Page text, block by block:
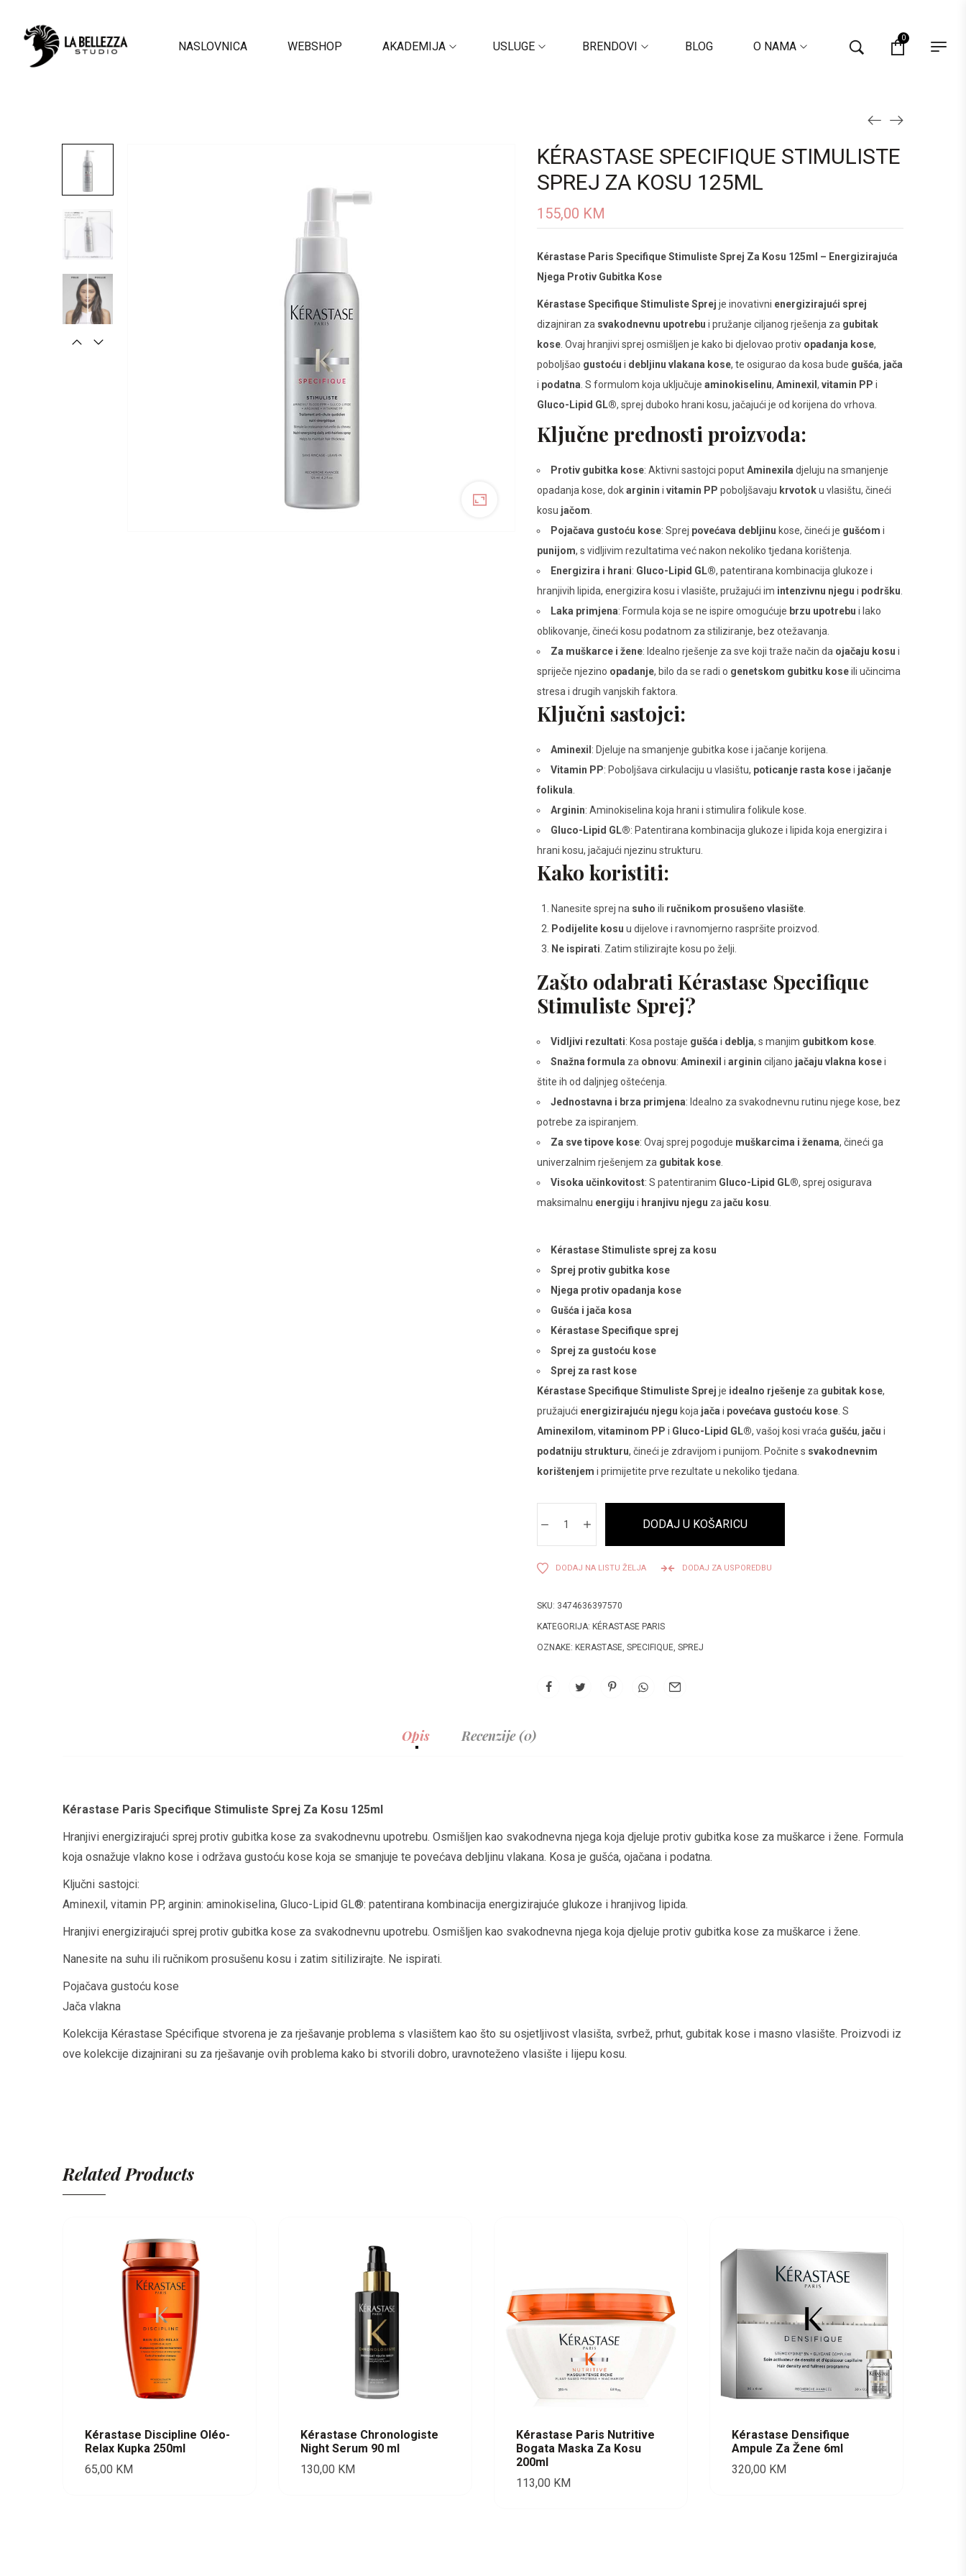
NASLOVNICA WEBSHOP AKADEMIJA USLUGE BRENDOVI BLOG O NAMA
0
KÉRASTASE SPECIFIQUE STIMULISTE
SPREJ ZA KOSU 125ML
155,00 KM
Kérastase Paris Specifique Stimuliste Sprej Za Kosu 125ml – Energizirajuća
Njega Protiv Gubitka Kose
Kérastase Specifique Stimuliste Sprej je inovativni energizirajući sprej
dizajniran za svakodnevnu upotrebu i pružanje ciljanog rješenja za gubitak
kose . Ovaj hranjivi sprej osmišljen je kako bi djelovao protiv opadanja kose,
poboljšao gustoću i debljinu vlakana kose, te osigurao da kosa bude gušća, jača
i podatna . S formulom koja uključuje aminokiselinu, Aminexil , vitamin PP i
Gluco-Lipid GL®, sprej duboko hrani kosu, jačajući je od korijena do vrhova.
Ključne prednosti proizvoda:
Protiv gubitka kose: Aktivni sastojci poputAminexila djeluju na smanjenje
opadanja kose, dokarginin i vitamin PP poboljšavaju krvotoku vlasištu, čineći
kosu jačom
Pojačava gustoću kose: Sprej povećava debljinu kose, čineći je gušćom i
punijom, s vidljivim rezultatima već nakon nekoliko tjedana korištenja.
Energizira i hrani: Gluco-Lipid GL®, patentirana kombinacija glukoze i
hranjivih lipida, energizira kosu i vlasište, pružajući im intenzivnu njegu i podršku
Laka primjena: Formula koja se ne ispire omogućuje brzu upotrebu i lako
oblikovanje, čineći kosu podatnom za stiliziranje, bez otežavanja.
Za muškarce i žene: Idealno rješenje za sve koji traže način da ojačaju kosu i
spriječe njezino opadanje, bilo da se radi o genetskom gubitku koseili učincima
stresa i drugih vanjskih faktora.
Ključni sastojci:
Aminexil : Djeluje na smanjenje gubitka kose i jačanje korijena.
Vitamin PP: Poboljšava cirkulaciju u vlasištu, poticanje rasta kosei jačanje
folikula
Arginin: Aminokiselina koja hrani i stimulira folikule kose.
Gluco-Lipid GL®: Patentirana kombinacija glukoze i lipida koja energizira i
hrani kosu, jačajući njezinu strukturu.
Kako koristiti:
Nanesite sprej na suho ili ručnikom prosušeno vlasište
Podijelite kosu u dijelove i ravnomjerno raspršite proizvod.
Ne ispirati . Zatim stilizirajte kosu po želji.
Zašto odabrati Kérastase Specifique
Stimuliste Sprej?
Vidljivi rezultati: Kosa postaje gušća i deblja, s manjim gubitkom kose
Snažna formula za obnovu: Aminexil i arginin ciljano jačaju vlakna kosei
štite ih od daljnjeg oštećenja.
Jednostavna i brza primjena: Idealno za svakodnevnu rutinu njege kose, bez
potrebe za ispiranjem.
Za sve tipove kose: Ovaj sprej pogoduje muškarcima i ženama, čineći ga
univerzalnim rješenjem za gubitak kose
Visoka učinkovitost: S patentiranim Gluco-Lipid GL®, sprej osigurava
maksimalnu energiju i hranjivu njegu za jaču kosu
Kérastase Stimuliste sprej za kosu
Sprej protiv gubitka kose
Njega protiv opadanja kose
Gušća i jača kosa
Kérastase Specifique sprej
Sprej za gustoću kose
Sprej za rast kose
Kérastase Specifique Stimuliste Sprej je idealno rješenje za gubitak kose,
pružajući energizirajuću njegu koja jača i povećava gustoću kose . S
Aminexilom, vitaminom PP i Gluco-Lipid GL®, vašoj kosi vraća gušću, jaču i
podatniju strukturu, čineći je zdravijom i punijom. Počnite s svakodnevnim
korištenjem i primijetite prve rezultate u nekoliko tjedana.
DODAJ U KOŠARICU
DODAJ NA LISTU ŽELJA DODAJ ZA USPOREDBU
SKU: 3474636397570
KATEGORIJA: KÉRASTASE PARIS
OZNAKE: KERASTASE, SPECIFIQUE, SPREJ
Opis Recenzije (0)
Kérastase Paris Specifique Stimuliste Sprej Za Kosu 125ml
Hranjivi energizirajući sprej protiv gubitka kose za svakodnevnu upotrebu. Osmišljen kao svakodnevna njega koja djeluje protiv gubitka kose za muškarce i žene. Formula
koja osnažuje vlakno kose i održava gustoću kose koja se smanjuje te povećava debljinu vlakana. Kosa je gušća, ojačana i podatna.
Ključni sastojci:
Aminexil, vitamin PP, arginin: aminokiselina, Gluco-Lipid GL®: patentirana kombinacija energizirajuće glukoze i hranjivog lipida.
Hranjivi energizirajući sprej protiv gubitka kose za svakodnevnu upotrebu. Osmišljen kao svakodnevna njega koja djeluje protiv gubitka kose za muškarce i žene.
Nanesite na suhu ili ručnikom prosušenu kosu i zatim sitilizirajte. Ne ispirati.
Pojačava gustoću kose
Jača vlakna
Kolekcija Kérastase Spécifique stvorena je za rješavanje problema s vlasištem kao što su osjetljivost vlasišta, svrbež, prhut, gubitak kose i masno vlasište. Proizvodi iz
ove kolekcije dizajnirani su za rješavanje ovih problema kako bi stvorili dobro, uravnoteženo vlasište i lijepu kosu.
Related Products
Kérastase Discipline Oléo-
Relax Kupka 250ml
65,00 KM
Kérastase Chronologiste
Night Serum 90 ml
130,00 KM
Kérastase Paris Nutritive
Bogata Maska Za Kosu
200ml
113,00 KM
Kérastase Densifique
Ampule Za Žene 6ml
320,00 KM